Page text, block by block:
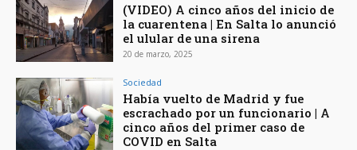
(VIDEO) A cinco años del inicio de
la cuarentena | En Salta lo anunció
el ulular de una sirena
20 de marzo, 2025
Sociedad
Había vuelto de Madrid y fue
escrachado por un funcionario | A
cinco años del primer caso de
COVID en Salta